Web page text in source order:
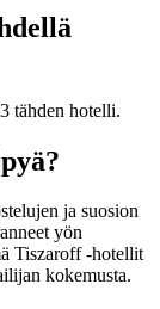
tähden hotelli.
ja suosion
yön
Tiszaroff -hotellit
kokemusta.